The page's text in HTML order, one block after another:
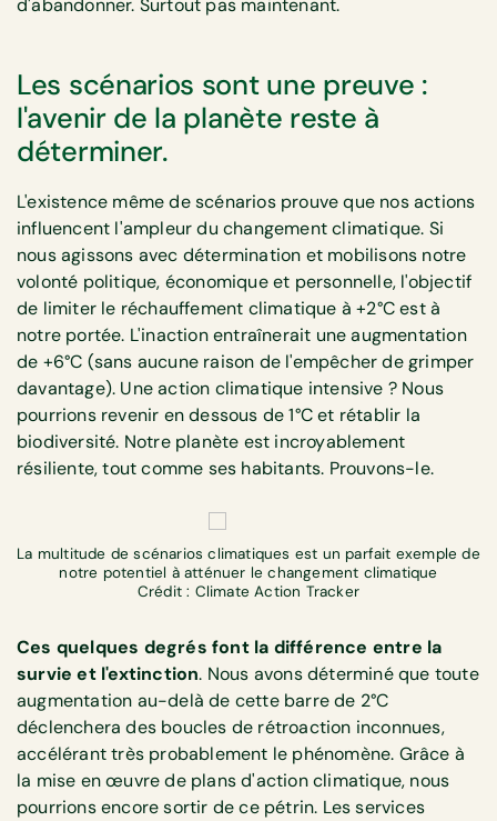
d'abandonner. Surtout pas maintenant.
Les scénarios sont une preuve :
l'avenir de la planète reste à
déterminer.
L'existence même de scénarios prouve que nos actions
influencent l'ampleur du changement climatique. Si
nous agissons avec détermination et mobilisons notre
volonté politique, économique et personnelle, l'objectif
de limiter le réchauffement climatique à +2°C est à
notre portée. L'inaction entraînerait une augmentation
de +6°C (sans aucune raison de l'empêcher de grimper
davantage). Une action climatique intensive ? Nous
pourrions revenir en dessous de 1°C et rétablir la
biodiversité. Notre planète est incroyablement
résiliente, tout comme ses habitants. Prouvons-le.
La multitude de scénarios climatiques est un parfait exemple de
notre potentiel à atténuer le changement climatique
Crédit : Climate Action Tracker
Ces quelques degrés font la différence entre la
survie et l'extinction. Nous avons déterminé que toute
augmentation au-delà de cette barre de 2°C
déclenchera des boucles de rétroaction inconnues,
accélérant très probablement le phénomène. Grâce à
la mise en œuvre de plans d'action climatique, nous
pourrions encore sortir de ce pétrin. Les services